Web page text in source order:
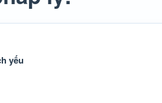
yếu